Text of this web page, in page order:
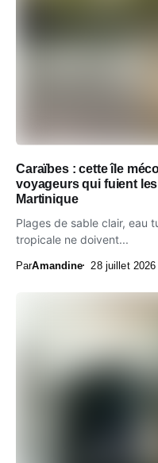
Caraïbes : cette île
voyageurs qui fuient
Martinique
Plages de sable clair, eau
tropicale ne doivent...
ParAmandine 28 juillet 2026